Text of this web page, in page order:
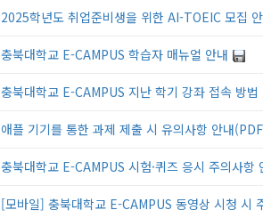
2025학년도 취업준비생을 위한 AI-TOEIC 모집
충북대학교 E-CAMPUS 학습자 매뉴얼 안내
충북대학교 E-CAMPUS 지난 학기 강좌 접속 방법
애플 기기를 통한 과제 제출 시 유의사항 안내
충북대학교 E-CAMPUS 시험·퀴즈 응시 주의사항
[모바일] 충북대학교 E-CAMPUS 동영상 시청 시